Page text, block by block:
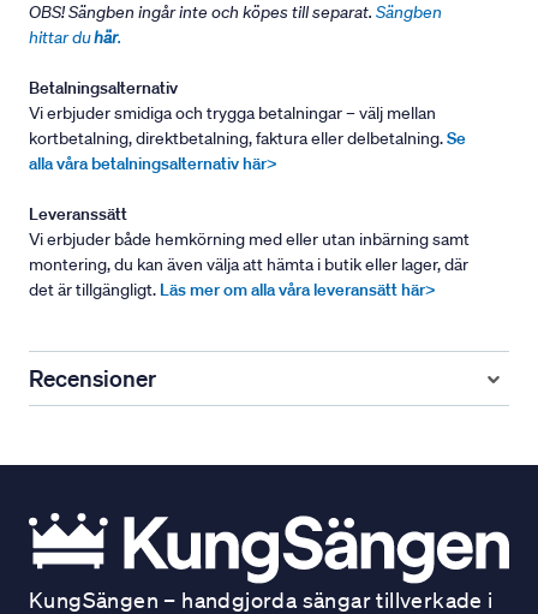
OBS! Sängben ingår inte och köpes till separat. Sängben
hittar duhär.
Betalningsalternativ
Vi erbjuder smidiga och trygga betalningar – välj mellan
kortbetalning, direktbetalning, faktura eller delbetalning.Se
alla våra betalningsalternativ här>
Leveranssätt
Vi erbjuder både hemkörning med eller utan inbärning samt
montering, du kan även välja att hämta i butik eller lager, där
det är tillgängligt. Läs mer om alla våra leveransätt här>
Recensioner
KungSängen – handgjorda sängar tillverkade i